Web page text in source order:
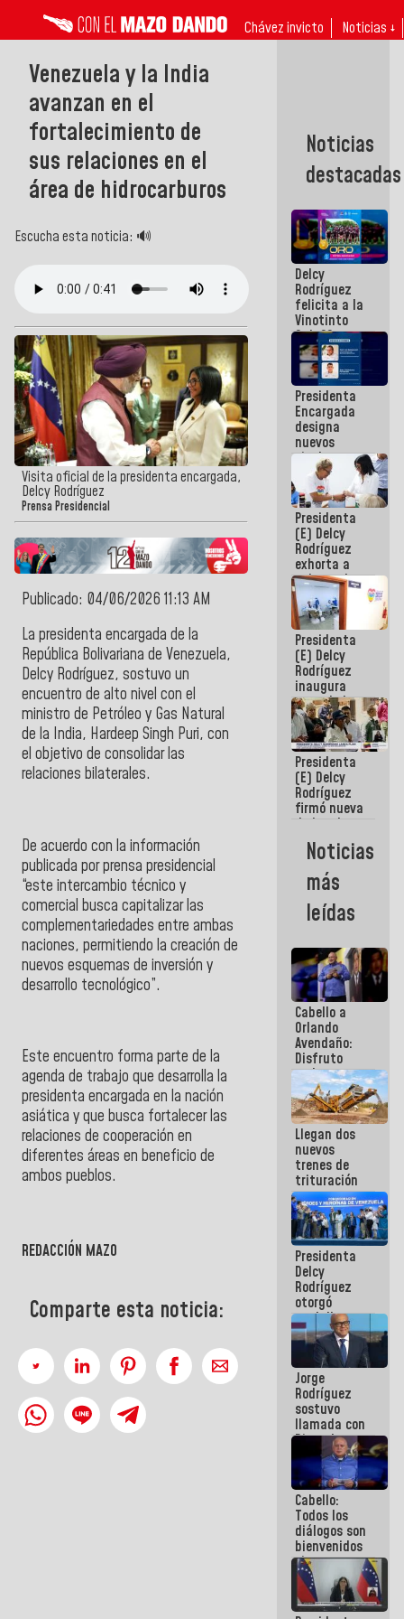
Chávez invicto Noticias ↓
Venezuela y la India
avanzan en el
fortalecimiento de
sus relaciones en el
área de hidrocarburos
Escucha esta noticia: 🔊
Visita oficial de la presidenta encargada,
Delcy Rodríguez
Prensa Presidencial
Publicado: 04/06/2026 11:13 AM
La presidenta encargada de la
República Bolivariana de Venezuela,
Delcy Rodríguez, sostuvo un
encuentro de alto nivel con el
ministro de Petróleo y Gas Natural
de la India, Hardeep Singh Puri, con
el objetivo de consolidar las
relaciones bilaterales.
De acuerdo con la información
publicada por prensa presidencial
“este intercambio técnico y
comercial busca capitalizar las
complementariedades entre ambas
naciones, permitiendo la creación de
nuevos esquemas de inversión y
desarrollo tecnológico”.
Este encuentro forma parte de la
agenda de trabajo que desarrolla la
presidenta encargada en la nación
asiática y que busca fortalecer las
relaciones de cooperación en
diferentes áreas en beneficio de
ambos pueblos.
REDACCIÓN MAZO
Comparte esta noticia:
Noticias
destacadas
Delcy
Rodríguez
felicita a la
Vinotinto
Sub 20
campeona
frente
México Sub
23 en los
Centroamericanos
Presidenta
Encargada
designa
nuevos
titulares en
Viceministerio
de Energía
Eléctrica y
CORPOELEC
Presidenta
(E) Delcy
Rodríguez
exhorta a
gobernadores
y alcaldes a
edificar
casas para
abuelos
Presidenta
(E) Delcy
Rodríguez
inaugura
casa de los
Abuelos
Primavera
en Caracas
Presidenta
(E) Delcy
Rodríguez
firmó nueva
de Ley de
Arrendamiento
aprobada
por la AN
Noticias
más
leídas
Cabello a
Orlando
Avendaño:
Disfruto
cada vez
que escribes
porque lo
que haces
es
embarrarla
Llegan dos
nuevos
trenes de
trituración
para
optimizar
manejo de
escombros
en La Guaira
Presidenta
Delcy
Rodríguez
otorgó
medalla
"Héroe de
Venezuela"
a servidores
públicos
Jorge
Rodríguez
sostuvo
llamada con
Dinorah
Figuera y
acuerdan
primer
encuentro
presencial
para el
diálogo
Cabello:
Todos los
diálogos son
bienvenidos
siempre que
estén en el
marco de la
Constitución